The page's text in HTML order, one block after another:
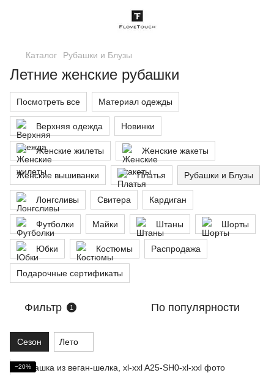
Каталог Рубашки и Блузы
Летние женские рубашки
Посмотреть все Материал одежды
Верхняя одежда Новинки
Женские жилеты Женские жакеты
Женские вышиванки Платья Рубашки и Блузы
Лонгсливы Свитера Кардиган
Футболки Майки Штаны Шорты
Юбки Костюмы Распродажа
Подарочные сертификаты
Фильтр 1 По популярности
Сезон Лето
−20%